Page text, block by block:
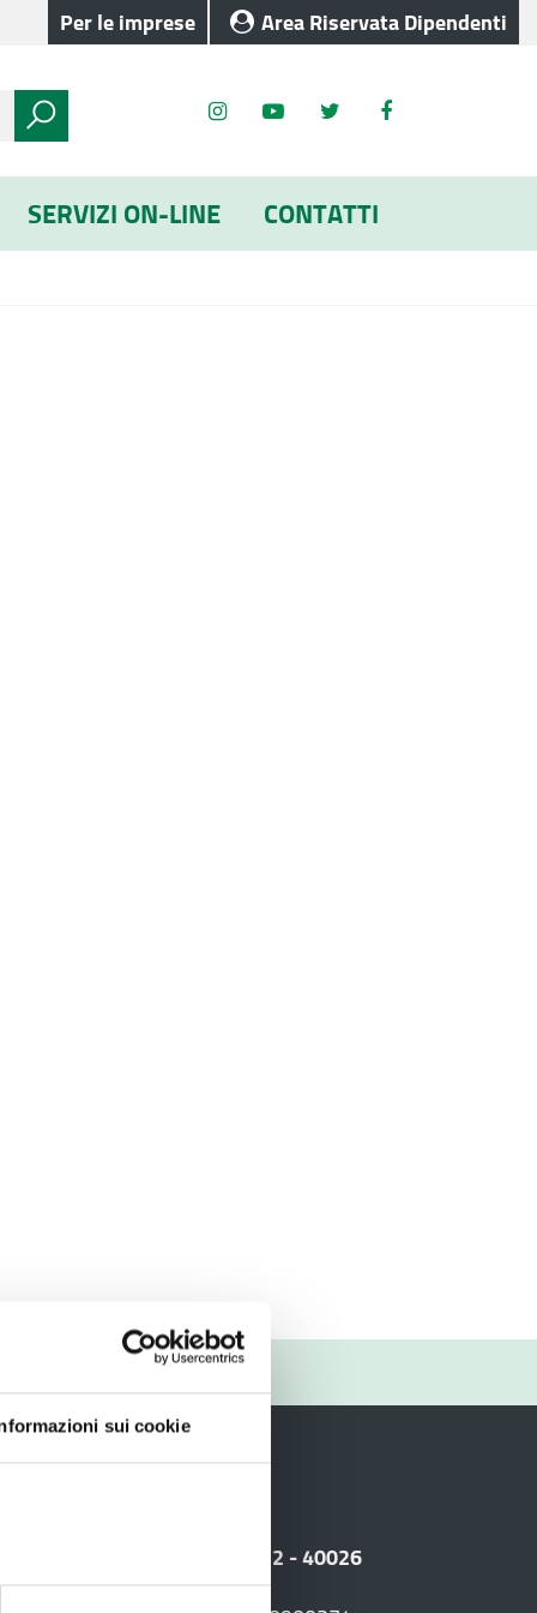
sui cookie
Per le imprese Area Riservata Dipendenti
SERVIZI ON-LINE CONTATTI
legale: Viale Amendola, 2 - 40026